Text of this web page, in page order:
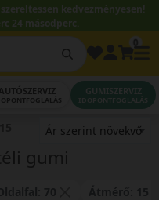
kedvezményesen!
24 másodperc.
AUTÓSZERVIZ GUMISZERVIZ
IDŐPONTFOGLALÁS
gumi